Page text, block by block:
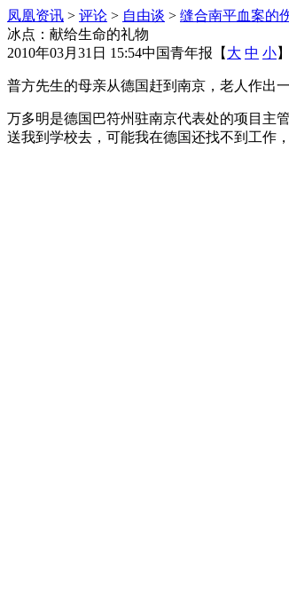
凤凰资讯 > 评论 > 自由谈 > 缝合南平血案的
冰点：献给生命的礼物
2010年03月31日 15:54中国青年报 【 大 中 小
普方先生的母亲从德国赶到南京，老人作出
万多明是德国巴符州驻南京代表处的项目主
送我到学校去，可能我在德国还找不到工作